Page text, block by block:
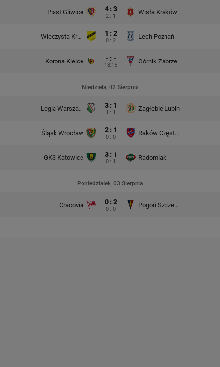
Piast Gliwice 4 : 3
2 : 1
Wisła Kraków
Wieczysta Kraków 1 : 2
0 : 2
Lech Poznań
Korona Kielce - : -
18:15
Górnik Zabrze
Niedziela, 02 Sierpnia
Legia Warszawa 3 : 1
1 : 1
Zagłębie Lubin
Śląsk Wrocław 2 : 1
0 : 0
Raków Częstochowa
GKS Katowice 3 : 1
0 : 1
Radomiak
Poniedziałek, 03 Sierpnia
Cracovia 0 : 2
0 : 0
Pogoń Szczecin